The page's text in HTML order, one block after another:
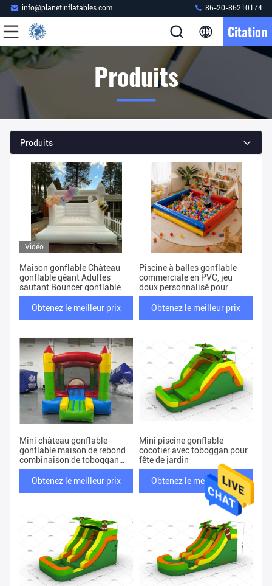
info@planetinflatables.com 86-20-86210174
Citation
Produits
Produits
Vidéo
Maison gonflable Château
gonflable géant Adultes
sautant Bouncer gonflable
Obtenez le meilleur prix
Piscine à balles gonflable
commerciale en PVC, jeu
doux personnalisé pour
enfants, terrain de jeu
intérieur et événements
Obtenez le meilleur prix
Mini château gonflable
gonflable maison de rebond
combinaison de toboggan
château gonflable
commercial coloré pour
Obtenez le meilleur prix
Mini piscine gonflable
cocotier avec toboggan pour
fête de jardin
Obtenez le meilleur prix